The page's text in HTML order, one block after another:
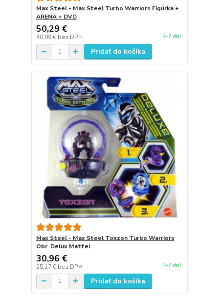
Max Steel - Max Steel Turbo Warriors Figúrka +
ARENA + DVD
50,29 €
40,89 € bez DPH 3-7 dní
Pridať do košíka
Max Steel - Max Steel Toxzon Turbo Warriors
Obr. Delux Mattel
30,96 €
25,17 € bez DPH 3-7 dní
Pridať do košíka